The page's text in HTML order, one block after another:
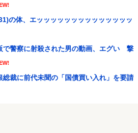
の体、エッッッッッッッッッッッッッッ
で警察に射殺された男の動画、エグい 撃
総裁に前代未聞の「国債買い入れ」を要請